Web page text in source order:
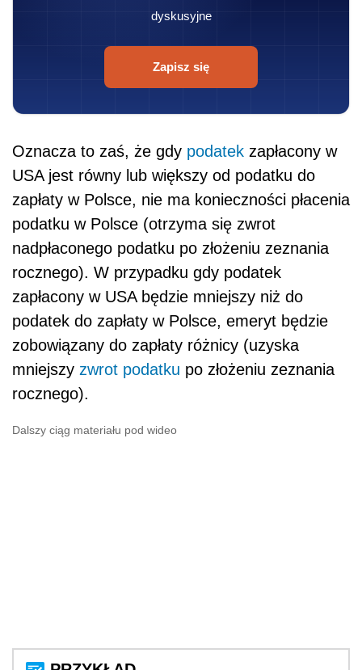
dyskusyjne
Zapisz się
Oznacza to zaś, że gdy podatek zapłacony w
USA jest równy lub większy od podatku do
zapłaty w Polsce, nie ma konieczności płacenia
podatku w Polsce (otrzyma się zwrot
nadpłaconego podatku po złożeniu zeznania
rocznego). W przypadku gdy podatek
zapłacony w USA będzie mniejszy niż do
podatek do zapłaty w Polsce, emeryt będzie
zobowiązany do zapłaty różnicy (uzyska
mniejszy zwrot podatku po złożeniu zeznania
rocznego).
Dalszy ciąg materiału pod wideo